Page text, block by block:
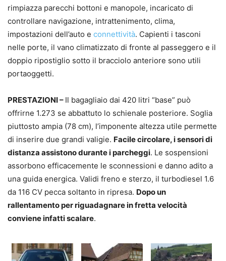
rimpiazza parecchi bottoni e manopole, incaricato di
controllare navigazione, intrattenimento, clima,
impostazioni dell’auto e connettività. Capienti i tasconi
nelle porte, il vano climatizzato di fronte al passeggero e il
doppio ripostiglio sotto il bracciolo anteriore sono utili
portaoggetti.
PRESTAZIONI – Il bagagliaio dai 420 litri “base” può
offrirne 1.273 se abbattuto lo schienale posteriore. Soglia
piuttosto ampia (78 cm), l’imponente altezza utile permette
di inserire due grandi valigie. Facile circolare, i sensori di
distanza assistono durante i parcheggi. Le sospensioni
assorbono efficacemente le sconnessioni e danno adito a
una guida energica. Validi freno e sterzo, il turbodiesel 1.6
da 116 CV pecca soltanto in ripresa. Dopo un
rallentamento per riguadagnare in fretta velocità
conviene infatti scalare.